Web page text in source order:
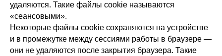
удаляются. Такие файлы cookie называются
«сеансовыми».
Некоторые файлы cookie сохраняются на устройстве
и в промежутке между сессиями работы в браузере —
они не удаляются после закрытия браузера. Такие